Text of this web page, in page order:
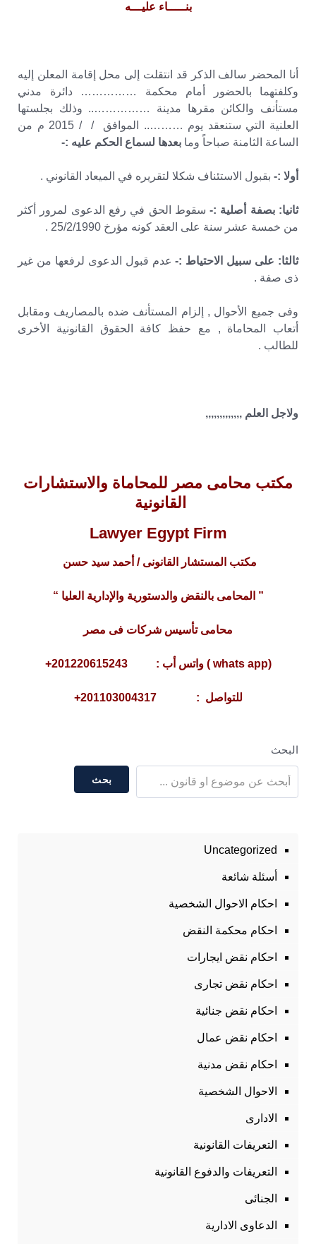
بنـــــاء عليـــه
أنا المحضر سالف الذكر قد انتقلت إلى محل إقامة المعلن إليه
وكلفتهما بالحضور أمام محكمة …………… دائرة مدني
مستأنف والكائن مقرها مدينة …………….. وذلك بجلستها
العلنية التي ستنعقد يوم ……….. الموافق / / 2015 م من
الساعة الثامنة صباحاً وما بعدها لسماع الحكم عليه :-
أولا :- بقبول الاستئناف شكلا لتقريره في الميعاد القانوني .
ثانيا: بصفة أصلية :-سقوط الحق في رفع الدعوى لمرور أكثر
من خمسة عشر سنة على العقد كونه مؤرخ 25/2/1990 .
ثالثا: على سبيل الاحتياط :-عدم قبول الدعوى لرفعها من غير
ذى صفة .
وفى جميع الأحوال , إلزام المستأنف ضده بالمصاريف ومقابل
أتعاب المحاماة , مع حفظ كافة الحقوق القانونية الأخرى
للطالب .
ولاجل العلم ,,,,,,,,,,,,,
مكتب محامى مصر للمحاماة والاستشارات
القانونية
Lawyer Egypt Firm
مكتب المستشار القانونى / أحمد سيد حسن
” المحامى بالنقض والدستورية والإدارية العليا “
محامى تأسيس شركات فى مصر
(whats app ) واتس أب : 201220615243+
للتواصل : 201103004317+
البحث
بحث
Uncategorized
أسئلة شائعة
احكام الاحوال الشخصية
احكام محكمة النقض
احكام نقض ايجارات
احكام نقض تجارى
احكام نقض جنائية
احكام نقض عمال
احكام نقض مدنية
الاحوال الشخصية
الادارى
التعريفات القانونية
التعريفات والدفوع القانونية
الجنائى
الدعاوى الادارية